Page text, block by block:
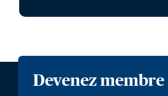
Devenez membre